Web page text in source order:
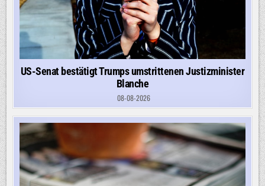
US-Senat bestätigt Trumps umstrittenen Justizminister
Blanche
08-08-2026